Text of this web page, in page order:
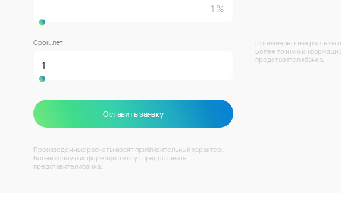
Срок, лет
Оставить заявку
Произведенные расчеты носят приблизительный характер.
Более точную информацию могут предоставить
представители банка.
Произведенные расчеты
Более точную
представители банка.